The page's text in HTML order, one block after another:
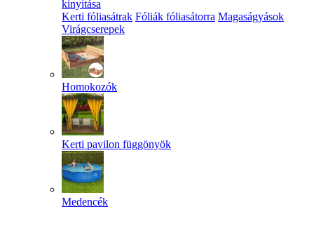
kinyitása
Kerti fóliasátrak Fóliák fóliasátorra Magaságyások
Virágcserepek
Homokozók
Kerti pavilon függönyök
Medencék